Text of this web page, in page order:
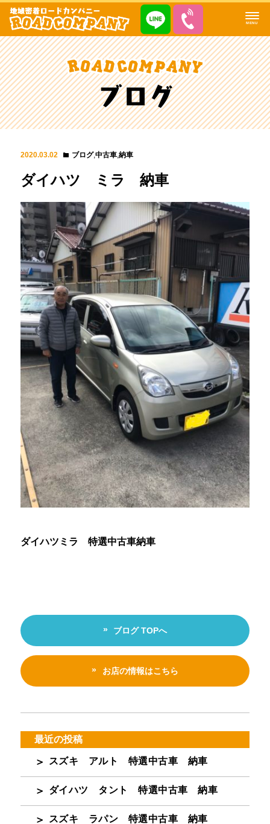
MENU
2020.03.02 ブログ,中古車,納車
ダイハツ ミラ 納車
ダイハツミラ 特選中古車納車
ブログ TOPへ
お店の情報はこちら
最近の投稿
スズキ アルト 特選中古車 納車
ダイハツ タント 特選中古車 納車
スズキ ラパン 特選中古車 納車